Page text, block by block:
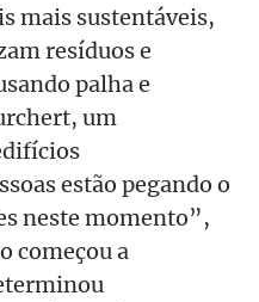
mais sustentáveis,
resíduos e
palha e
um
estão pegando o
neste momento”,
começou a